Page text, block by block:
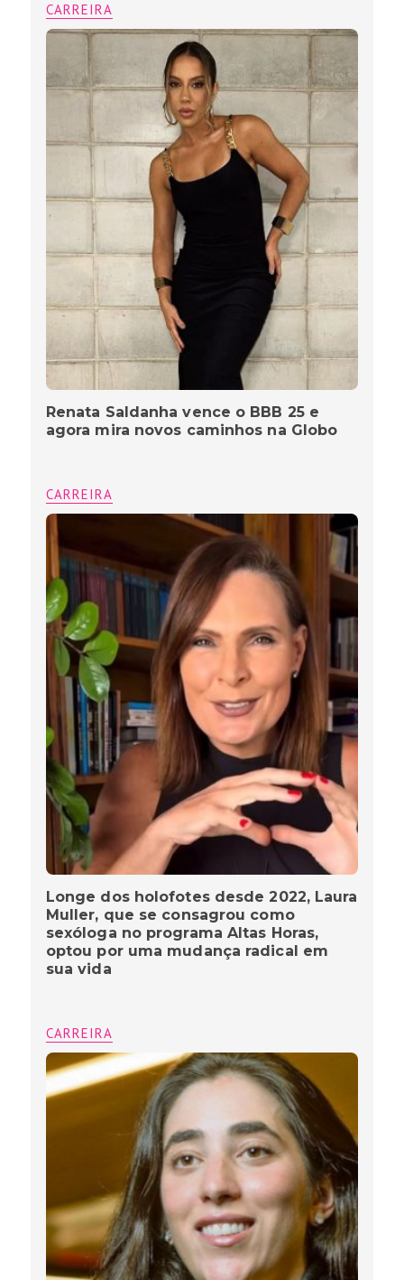
CARREIRA
Renata Saldanha vence o BBB 25 e
agora mira novos caminhos na Globo
CARREIRA
Longe dos holofotes desde 2022, Laura
Muller, que se consagrou como
sexóloga no programa Altas Horas,
optou por uma mudança radical em
sua vida
CARREIRA